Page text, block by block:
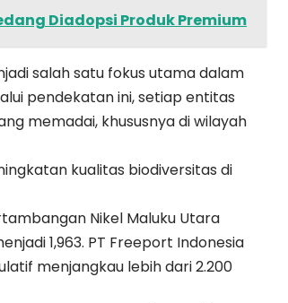
Diadopsi Produk Premium
salah satu fokus utama dalam
pendekatan ini, setiap entitas
memadai, khususnya di wilayah
kualitas biodiversitas di
Nikel Maluku Utara
1,963. PT Freeport Indonesia
menjangkau lebih dari 2.200